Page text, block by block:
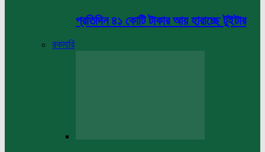
প্রতিদিন ৪১ কোটি টাকার আয় হারাচ্ছে টুইটার
রকমারি